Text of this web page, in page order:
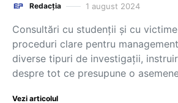
Redacția 1 august 2024
Consultări cu studenții și cu
proceduri clare pentru
diverse tipuri de investigații,
despre tot ce presupune o
Vezi articolul